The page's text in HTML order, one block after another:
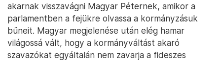
akarnak visszavágni Magyar Péternek, amikor a
parlamentben a fejükre olvassa a kormányzásuk
bűneit. Magyar megjelenése után elég hamar
világossá vált, hogy a kormányváltást akaró
szavazókat egyáltalán nem zavarja a fideszes